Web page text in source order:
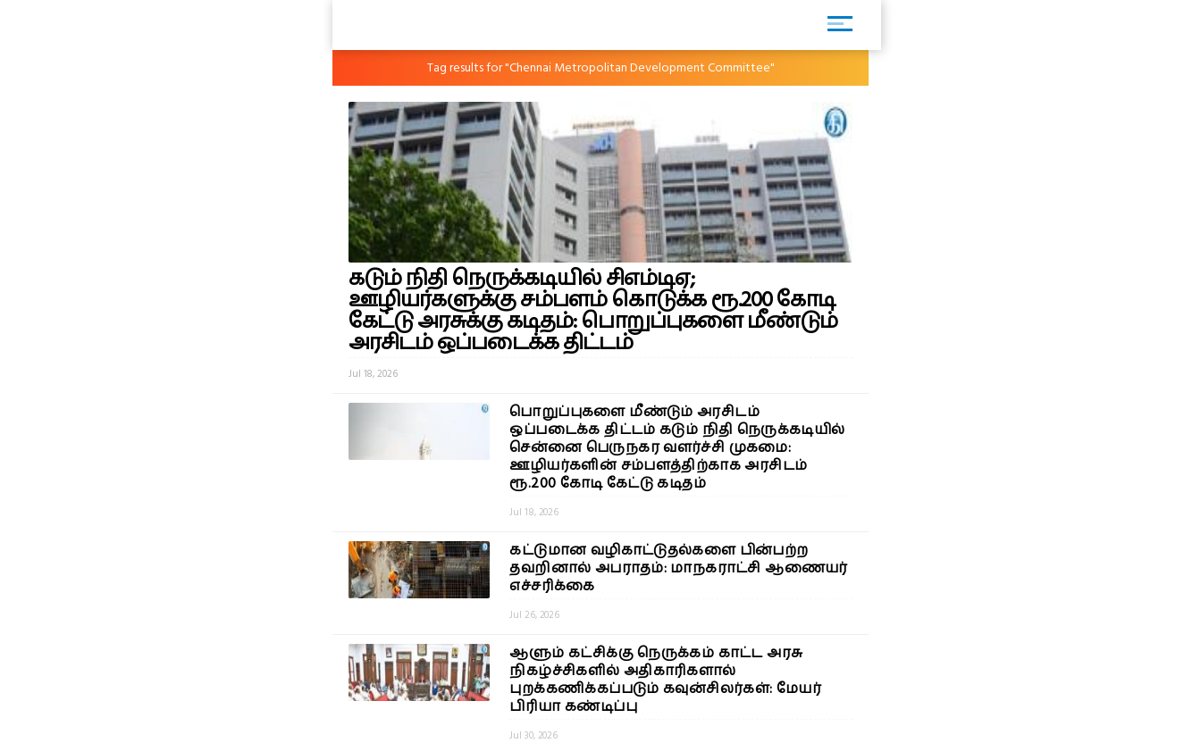
Tag results for "Chennai Metropolitan Development Committee"
கடும் நிதி நெருக்கடியில் சிஎம்டிஏ;
ஊழியர்களுக்கு சம்பளம் கொடுக்க ரூ.200 கோடி
கேட்டு அரசுக்கு கடிதம்: பொறுப்புகளை மீண்டும்
அரசிடம் ஒப்படைக்க திட்டம்
Jul 18, 2026
பொறுப்புகளை மீண்டும் அரசிடம்
ஒப்படைக்க திட்டம் கடும் நிதி நெருக்கடியில்
சென்னை பெருநகர வளர்ச்சி முகமை:
ஊழியர்களின் சம்பளத்திற்காக அரசிடம்
ரூ.200 கோடி கேட்டு கடிதம்
Jul 18, 2026
கட்டுமான வழிகாட்டுதல்களை பின்பற்ற
தவறினால் அபராதம்: மாநகராட்சி ஆணையர்
எச்சரிக்கை
Jul 26, 2026
ஆளும் கட்சிக்கு நெருக்கம் காட்ட அரசு
நிகழ்ச்சிகளில் அதிகாரிகளால்
புறக்கணிக்கப்படும் கவுன்சிலர்கள்: மேயர்
பிரியா கண்டிப்பு
Jul 30, 2026